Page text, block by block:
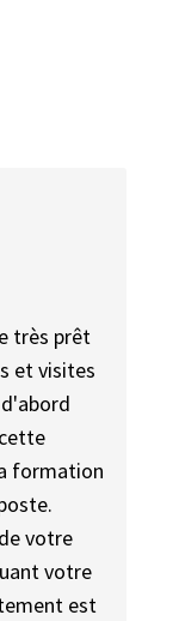
très prêt
et visites
formation
votre
votre
est